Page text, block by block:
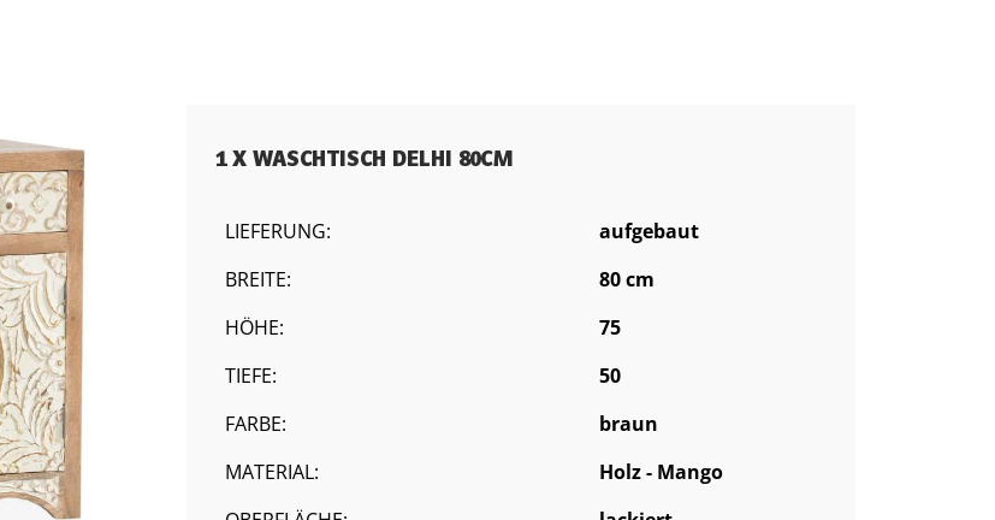
1 X WASCHTISCH DELHI 80CM
LIEFERUNG:
aufgebaut
BREITE:
80 cm
HÖHE:
75
TIEFE:
50
FARBE:
braun
MATERIAL:
Holz - Mango